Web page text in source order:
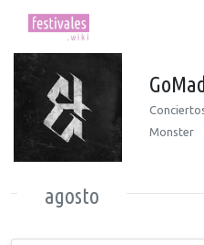
Monster
agosto